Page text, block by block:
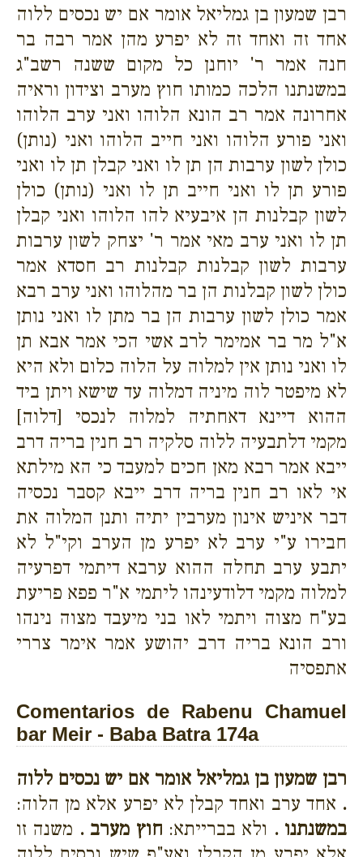
רבן שמעון בן גמליאל אומר אם יש נכסים ללוה
אחד זה ואחד זה לא יפרע מהן אמר רבה בר
חנה אמר ר' יוחנן כל מקום ששנה רשב"ג
במשנתנו הלכה כמותו חוץ מערב וצידון וראיה
אחרונה אמר רב הונא הלוהו ואני ערב הלוהו
ואני פורע הלוהו ואני חייב הלוהו ואני (נותן)
כולן לשון ערבות הן תן לו ואני קבלן תן לו ואני
פורע תן לו ואני חייב תן לו ואני (נותן) כולן
לשון קבלנות הן איבעיא להו הלוהו ואני קבלן
תן לו ואני ערב מאי אמר ר' יצחק לשון ערבות
ערבות לשון קבלנות קבלנות רב חסדא אמר
כולן לשון קבלנות הן בר מהלוהו ואני ערב רבא
אמר כולן לשון ערבות הן בר מתן לו ואני נותן
א"ל מר בר אמימר לרב אשי הכי אמר אבא תן
לו ואני נותן אין למלוה על הלוה כלום ולא היא
לא מיפטר לוה מיניה דמלוה עד שישא ויתן ביד
ההוא דיינא דאחתיה למלוה לנכסי [דלוה]
מקמי דלתבעיה ללוה סלקיה רב חנין בריה דרב
ייבא אמר רבא מאן חכים למעבד כי הא מילתא
אי לאו רב חנין בריה דרב ייבא קסבר נכסיה
דבר איניש אינון מערבין יתיה ותנן המלוה את
חבירו ע"י ערב לא יפרע מן הערב וקי"ל לא
יתבע ערב תחלה ההוא ערבא דיתמי דפרעיה
למלוה מקמי דלודעינהו ליתמי א"ר פפא פריעת
בע"ח מצוה ויתמי לאו בני מיעבד מצוה נינהו
ורב הונא בריה דרב יהושע אמר אימר צררי
אתפסיה
Comentarios de Rabenu Chamuel
bar Meir - Baba Batra 174a
רבן שמעון בן גמליאל אומר אם יש נכסים ללוה
. אחד ערב ואחד קבלן לא יפרע אלא מן הלוה:
במשנתנו . ולא בברייתא: חוץ מערב . משנה זו